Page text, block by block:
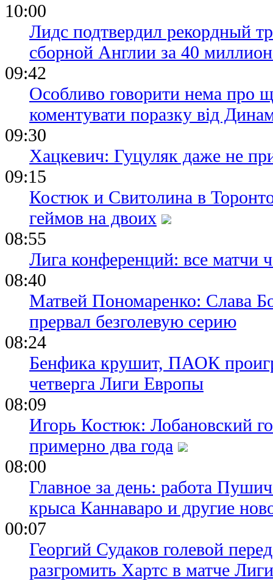
10:00
Лидс подтвердил рекордный
сборной Англии за 40
09:42
Особливо говорити нема про
коментувати поразку від
09:30
Хацкевич: Гуцуляк даже не
09:15
Костюк и Свитолина в
геймов на двоих
08:55
Лига конференций: все матчи
08:40
Матвей Пономаренко: Слава
прервал безголевую серию
08:24
Бенфика крушит, ПАОК
четверга Лиги Европы
08:09
Игорь Костюк: Лобановский
примерно два года
08:00
Главное за день: работа
крыса Каннаваро и другие
00:07
Георгий Судаков голевой
разгромить Хартс в матче